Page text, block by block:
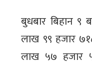
बुधबार बिहान
लाख ९९ हजार
लाख ५७ हजार